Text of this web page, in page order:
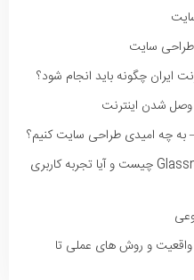
سایت
ایران چگونه باید انجام شود؟
شدن اینترنت
به چه امیدی طراحی سایت کنیم؟
طراحی سایت به سبک Glassmorphism چیست و آیا تجربه کاربری
و روش های عملی تا